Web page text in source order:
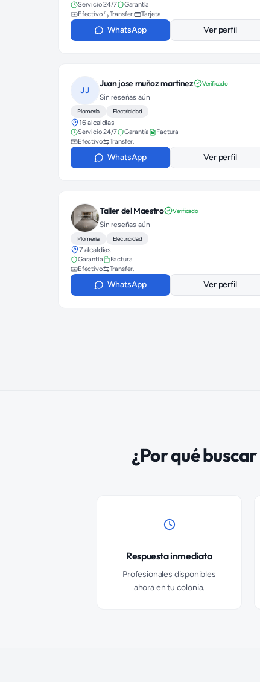
Servicio 24/7
Garantía
Efectivo
Transfer. Tarjeta
WhatsApp Ver perfil
JJ
Juan jose muñoz martinez Verificado
Sin reseñas aún
Plomería Electricidad
16 alcaldías
Servicio 24/7 Garantía
Factura
Efectivo
Transfer.
WhatsApp Ver perfil
Taller del Maestro Verificado
Sin reseñas aún
Plomería Electricidad
7 alcaldías
Garantía
Factura
Efectivo
Transfer.
WhatsApp Ver perfil
¿Por qué buscar
Respuesta inmediata
Profesionales disponibles
ahora en tu colonia.